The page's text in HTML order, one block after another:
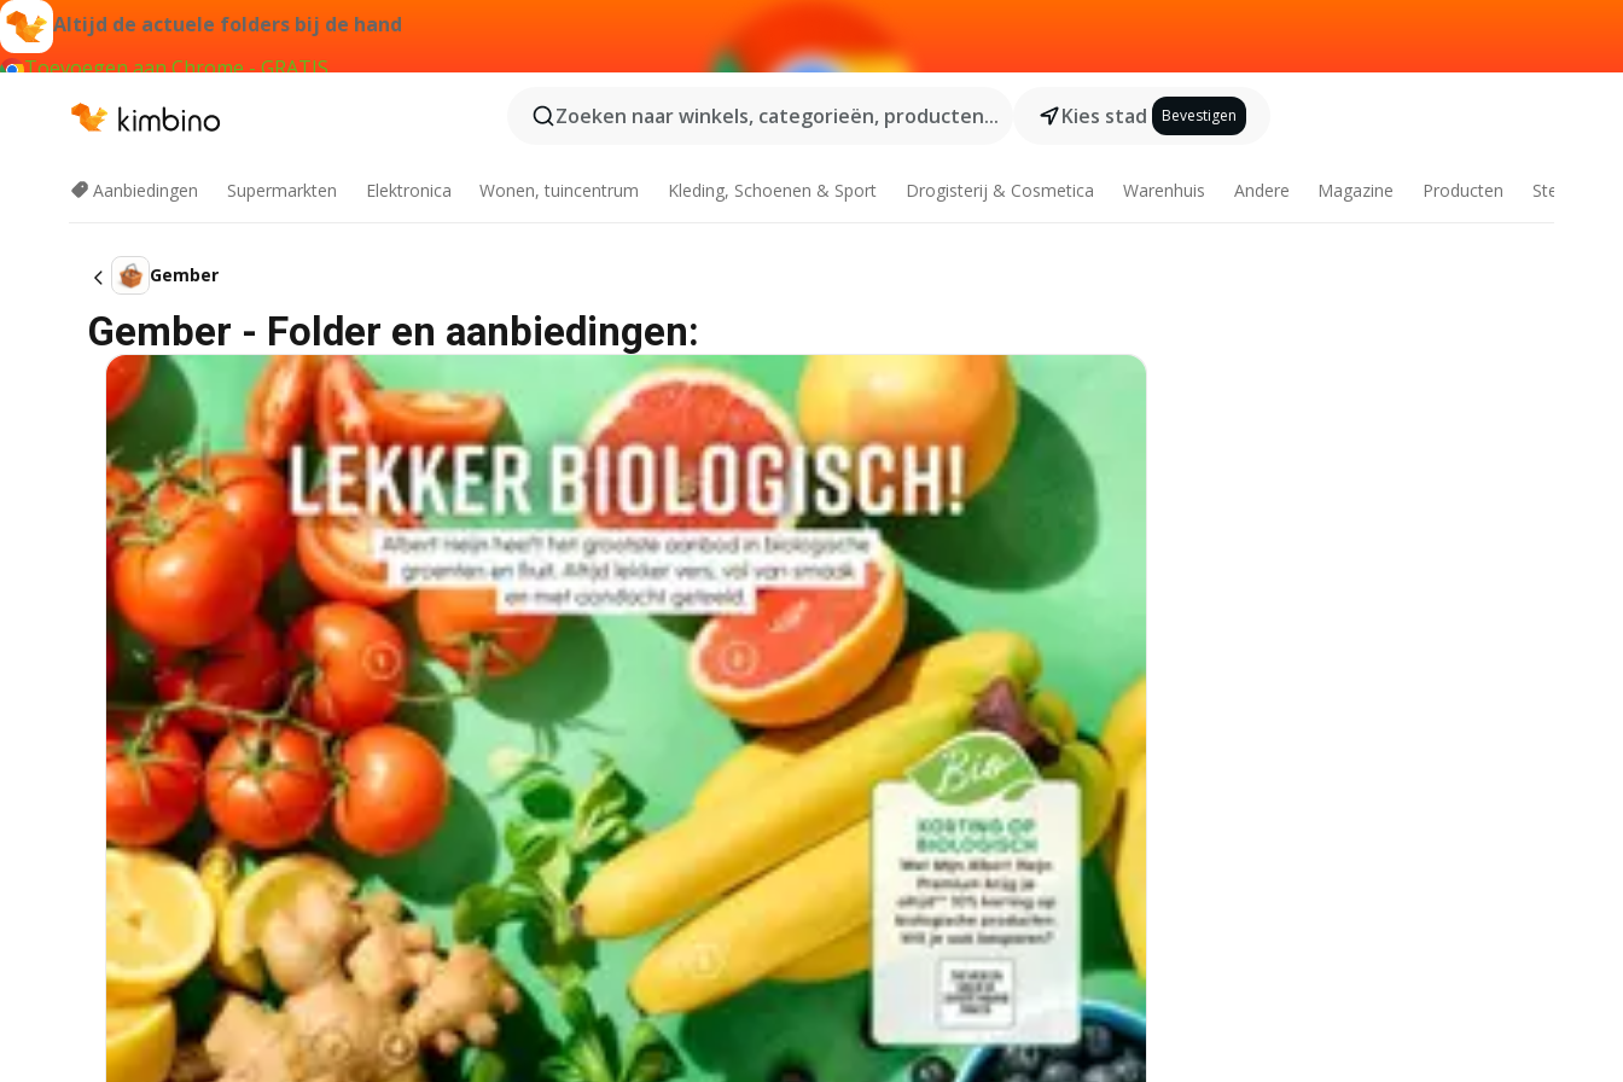
Altijd de actuele folders bij de hand
Toevoegen aan Chrome - GRATIS
Zoeken naar winkels, categorieën, producten...
Kies stad Bevestigen
Aanbiedingen Supermarkten Elektronica Wonen, tuincentrum Kleding, Schoenen & Sport Drogisterij & Cosmetica Warenhuis Andere Magazine Producten Steden
Gember
Gember - Folder en aanbiedingen: